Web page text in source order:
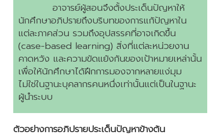
อาจารย์ผู้สอนจึงตั้งประเด็นปัญหาให้
นักศึกษาอภิปรายถึงบริบทของการแก้ปัญหาใน
แต่ละภาคส่วน รวมถึงอุปสรรคที่อาจเกิดขึ้น
(case-based learning) สิ่งที่แต่ละหน่วยงาน
คาดหวัง และความขัดแย้งกันของเป้าหมายเหล่านั้น
เพื่อให้นักศึกษาได้ฝึกการมองจากหลายแง่มุม
ไม่ใช่ในฐานะบุคลากรคนหนึ่งเท่านั้นแต่เป็นในฐานะ
ผู้นำระบบ
ตัวอย่างการอภิปรายประเด็นปัญหาข้างต้น